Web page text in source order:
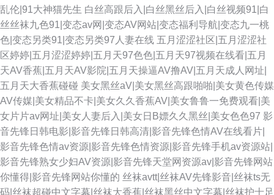
乱伦|91大神猫先生 白丝高跟后入|白丝黑丝后入|白丝视频91|白
丝丝袜九色91|变态av网|变态AV网站|变态福利导航|变态九一桃
色|变态另类91|变态另类97人妻在线 五月涩涩社区|五月涩涩社
区婷婷|五月涩涩婷婷|五月天97色色|五月天97视频在线看|五月
天AV香蕉|五月天AV影院|五月天操逼AV撸AV|五月天成人网址|
五月天大香蕉碰碰 美女黑丝aV|美女黑丝高跟啪啪|美女黄色传媒
AV传媒|美女精品不卡|美女久久香蕉AV|美女鲁鲁一免费观看|美
女片片av网址|美女人妻后入|美女日B嫖久久黑丝|美女色色97 影
音先锋日韩电影|影音先锋日韩高清|影音先锋色情AV在线看片|
影音先锋色情av资源|影音先锋色情资源|影音先锋手机av资源站|
影音先锋熟女少妇AV资源|影音先锋天堂网资源av|影音先锋网站
你懂得|影音先锋网站你懂的 丝袜avtt|丝袜AV先锋影音|丝袜ts无
码|丝袜超碰中文字幕|丝袜大香蕉|丝袜黑丝中文字幕|丝袜护士足